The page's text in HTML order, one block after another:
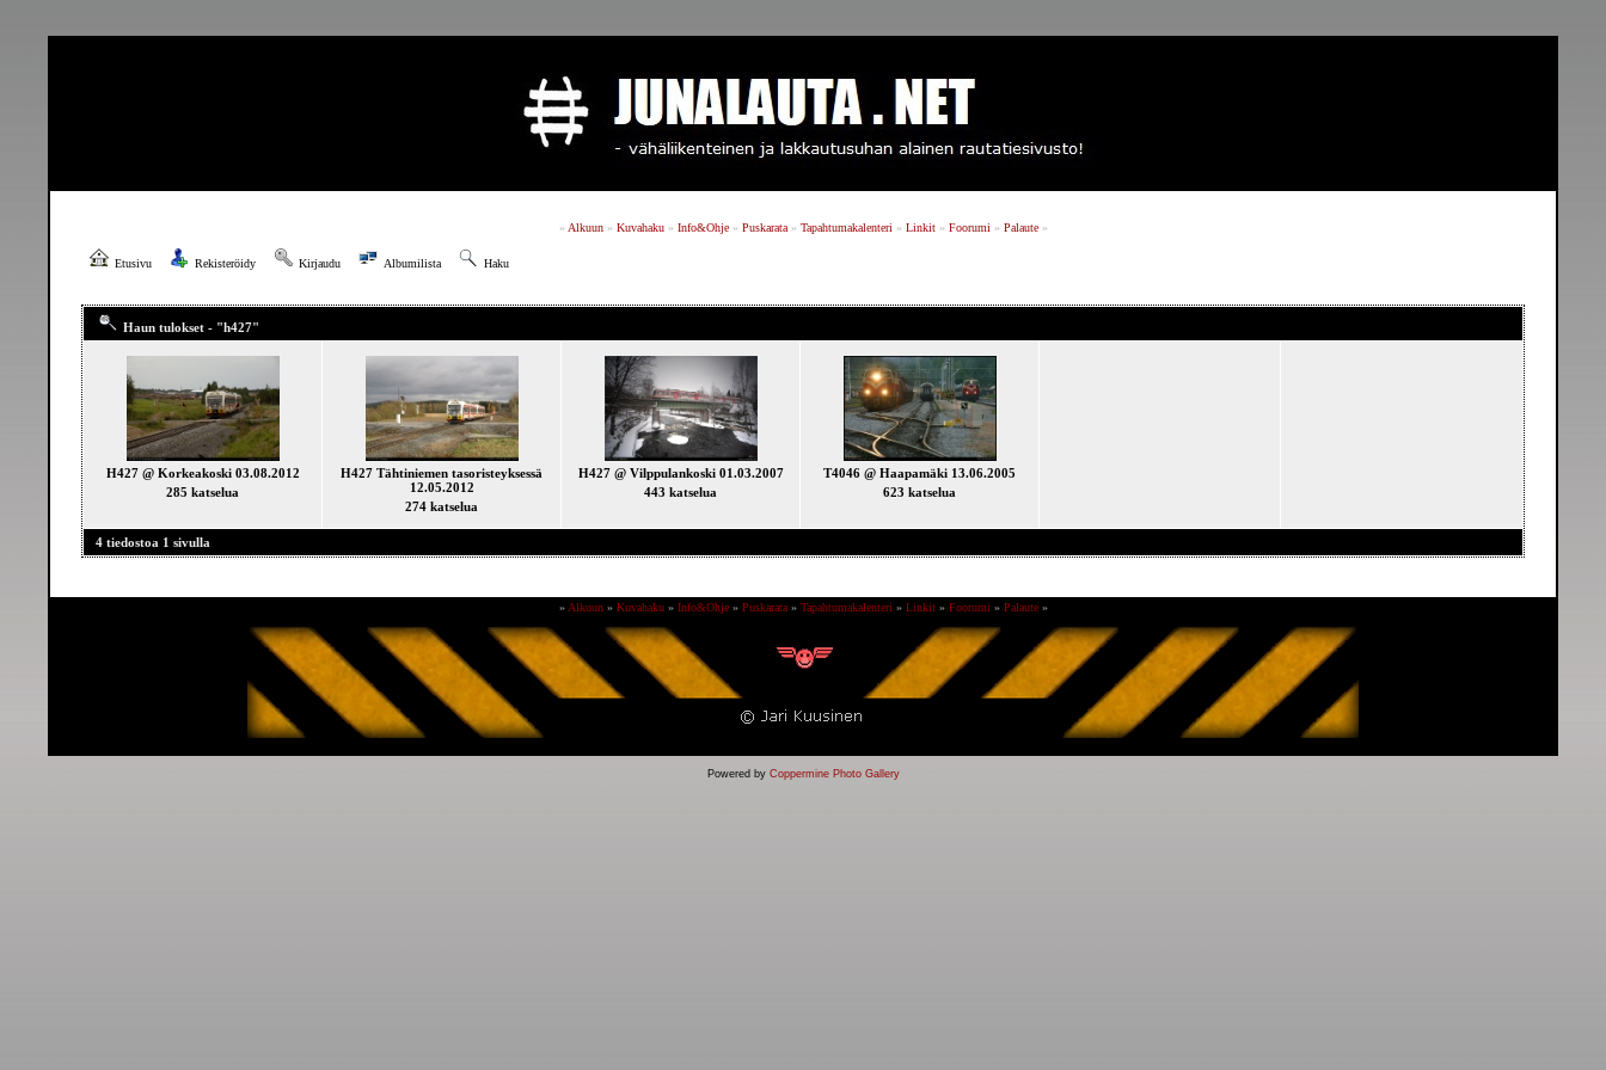
» Alkuun» Kuvahaku» Info&Ohje» Puskarata» Tapahtumakalenteri » Linkit» Foorumi » Palaute»
Etusivu Rekisteröidy Kirjaudu Albumilista Haku
Haun tulokset - "h427"
H427 @ Korkeakoski 03.08.2012
285 katselua
H427 Tähtiniemen tasoristeyksessä
12.05.2012
274 katselua
H427 @ Vilppulankoski 01.03.2007
443 katselua
T4046 @ Haapamäki 13.06.2005
623 katselua
4 tiedostoa 1 sivulla
» Alkuun» Kuvahaku» Info&Ohje» Puskarata» Tapahtumakalenteri » Linkit» Foorumi » Palaute»
Powered by Coppermine Photo Gallery